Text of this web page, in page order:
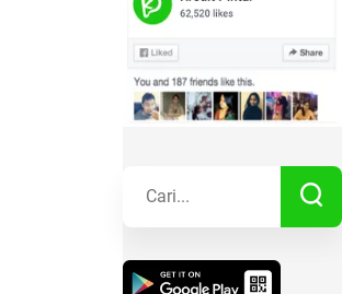
Gaya Hidup
Kisah Sukses